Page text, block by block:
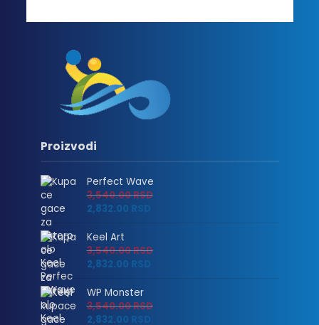
Proizvodi
Perfect Wave
3,540.00RSD
2,832.00 RSD
Keel Art
3,540.00RSD
2,832.00 RSD
WP Monster
3,540.00RSD
2,832.00 RSD